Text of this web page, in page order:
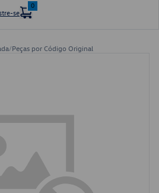
se
0
/Peças por Código Original